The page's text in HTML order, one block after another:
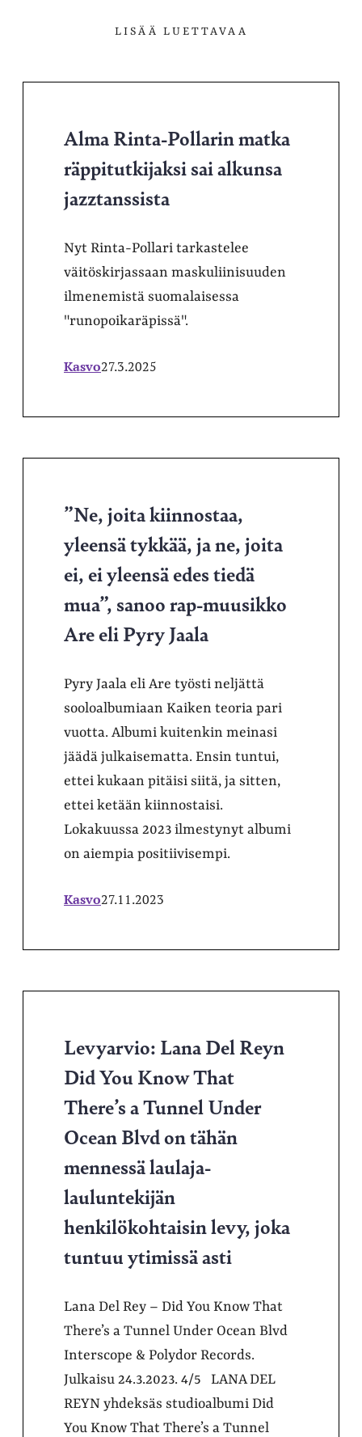
LISÄÄ LUETTAVAA
Alma Rinta-Pollarin matka
räppitutkijaksi sai alkunsa
jazztanssista
Nyt Rinta-Pollari tarkastelee
väitöskirjassaan maskuliinisuuden
ilmenemistä suomalaisessa
"runopoikaräpissä".
Kasvo27.3.2025
”Ne, joita kiinnostaa,
yleensä tykkää, ja ne, joita
ei, ei yleensä edes tiedä
mua”, sanoo rap-muusikko
Are eli Pyry Jaala
Pyry Jaala eli Are työsti neljättä
sooloalbumiaan Kaiken teoria pari
vuotta. Albumi kuitenkin meinasi
jäädä julkaisematta. Ensin tuntui,
ettei kukaan pitäisi siitä, ja sitten,
ettei ketään kiinnostaisi.
Lokakuussa 2023 ilmestynyt albumi
on aiempia positiivisempi.
Kasvo27.11.2023
Levyarvio: Lana Del Reyn
Did You Know That
There’s a Tunnel Under
Ocean Blvd on tähän
mennessä laulaja-
lauluntekijän
henkilökohtaisin levy, joka
tuntuu ytimissä asti
Lana Del Rey – Did You Know That
There’s a Tunnel Under Ocean Blvd
Interscope & Polydor Records.
Julkaisu 24.3.2023. 4/5 LANA DEL
REYN yhdeksäs studioalbumi Did
You Know That There’s a Tunnel